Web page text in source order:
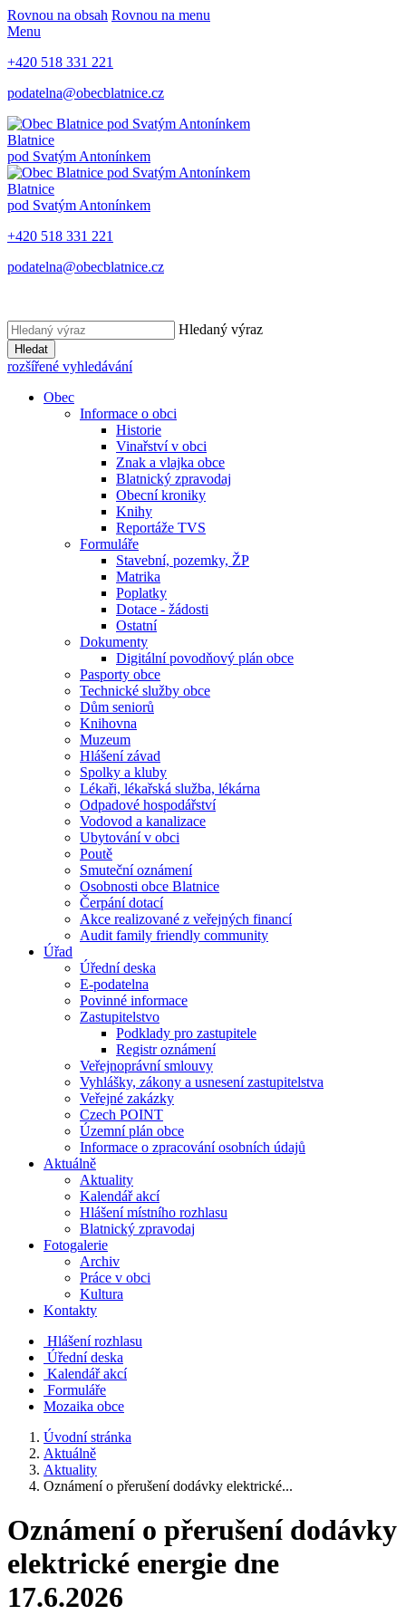
Rovnou na obsah Rovnou na menu
Menu
+420 518 331 221
podatelna@obecblatnice.cz
Blatnice
pod Svatým Antonínkem
Blatnice
pod Svatým Antonínkem
+420 518 331 221
podatelna@obecblatnice.cz
Hledaný výraz
Hledat
rozšířené vyhledávání
Obec
Informace o obci
Historie
Vinařství v obci
Znak a vlajka obce
Blatnický zpravodaj
Obecní kroniky
Knihy
Reportáže TVS
Formuláře
Stavební, pozemky, ŽP
Matrika
Poplatky
Dotace - žádosti
Ostatní
Dokumenty
Digitální povodňový plán obce
Pasporty obce
Technické služby obce
Dům seniorů
Knihovna
Muzeum
Hlášení závad
Spolky a kluby
Lékaři, lékařská služba, lékárna
Odpadové hospodářství
Vodovod a kanalizace
Ubytování v obci
Poutě
Smuteční oznámení
Osobnosti obce Blatnice
Čerpání dotací
Akce realizované z veřejných financí
Audit family friendly community
Úřad
Úřední deska
E-podatelna
Povinné informace
Zastupitelstvo
Podklady pro zastupitele
Registr oznámení
Veřejnoprávní smlouvy
Vyhlášky, zákony a usnesení zastupitelstva
Veřejné zakázky
Czech POINT
Územní plán obce
Informace o zpracování osobních údajů
Aktuálně
Aktuality
Kalendář akcí
Hlášení místního rozhlasu
Blatnický zpravodaj
Fotogalerie
Archiv
Práce v obci
Kultura
Kontakty
Hlášení rozhlasu
Úřední deska
Kalendář akcí
Formuláře
Mozaika obce
Úvodní stránka
Aktuálně
Aktuality
Oznámení o přerušení dodávky elektrické...
Oznámení o přerušení dodávky
elektrické energie dne
17.6.2026